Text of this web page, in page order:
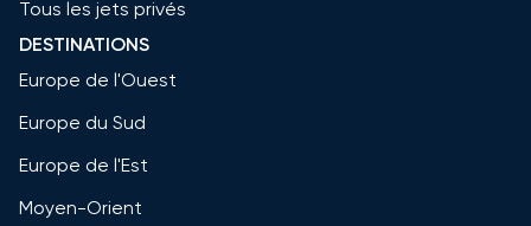
Tous les jets privés
DESTINATIONS
Europe de l'Ouest
Europe du Sud
Europe de l'Est
Moyen-Orient